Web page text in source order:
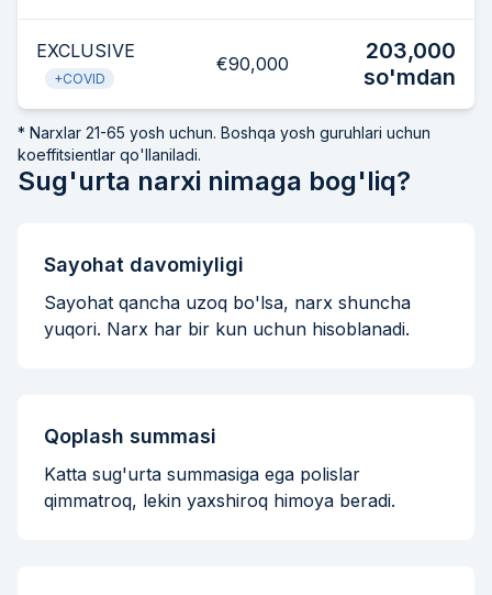
EXCLUSIVE
+COVID
€90,000
203,000
so'mdan
* Narxlar 21-65 yosh uchun. Boshqa yosh guruhlari uchun
koeffitsientlar qo'llaniladi.
Sug'urta narxi nimaga bog'liq?
Sayohat davomiyligi
Sayohat qancha uzoq bo'lsa, narx shuncha
yuqori. Narx har bir kun uchun hisoblanadi.
Qoplash summasi
Katta sug'urta summasiga ega polislar
qimmatroq, lekin yaxshiroq himoya beradi.